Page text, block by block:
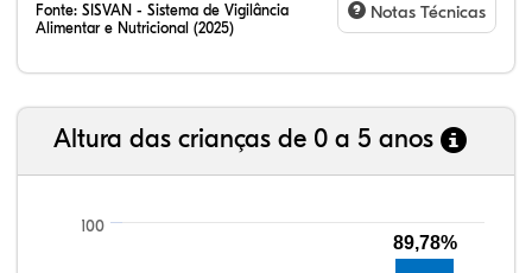
Fonte: SISVAN - Sistema de Vigilância
Alimentar e Nutricional (2025)
Notas Técnicas
Altura das crianças de 0 a 5 anos
100
89,78%